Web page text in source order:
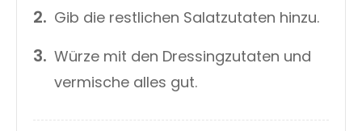
Gib die restlichen Salatzutaten hinzu.
Würze mit den Dressingzutaten und
vermische alles gut.